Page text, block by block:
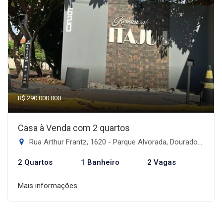
R$ 290.000.000
Casa à Venda com 2 quartos
Rua Arthur Frantz, 1620 - Parque Alvorada, Dourados-MS
2 Quartos 1 Banheiro 2 Vagas
Mais informações